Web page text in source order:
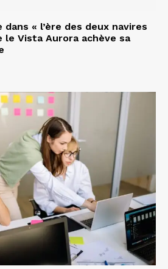
« l’ère des deux navires
le Vista Aurora achève sa